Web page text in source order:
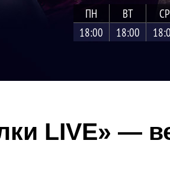
ПН ВТ
СР
18:00
18:00
LIVE» —